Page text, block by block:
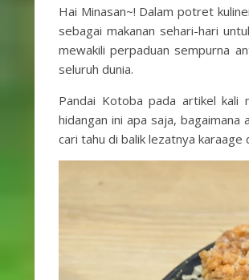
Hai Minasan~! Dalam potret
sebagai makanan sehari-hari
mewakili perpaduan sempurna
seluruh dunia.
Pandai Kotoba pada artikel kali
hidangan ini apa saja, bagaimana
cari tahu di balik lezatnya karaage